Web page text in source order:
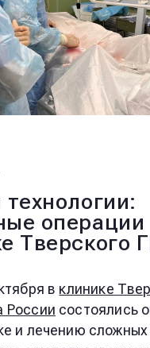
операции
Тверского
в клинике
России состоялись
и лечению